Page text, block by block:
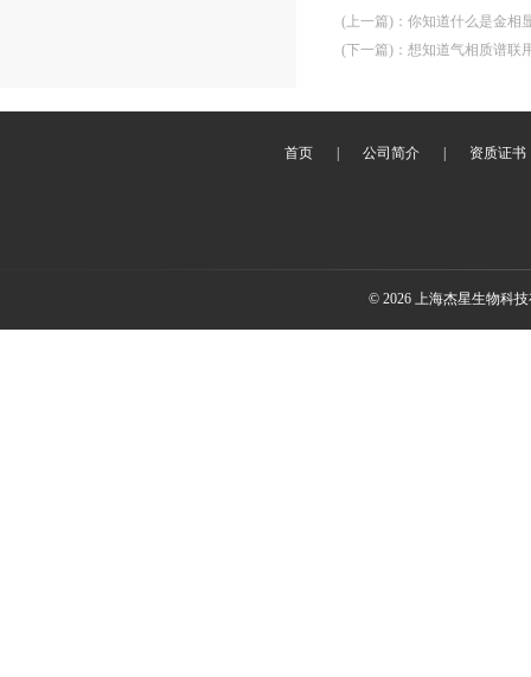
(上一篇) ： 你知道什么是金相
(下一篇) ： 想知道气相质谱联
首页 公司简介 资质证书
© 2026 上海杰星生物科